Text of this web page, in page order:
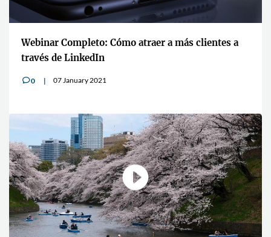
Webinar Completo: Cómo atraer a más clientes a
través de LinkedIn
v0 07 January 2021